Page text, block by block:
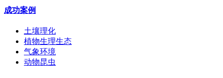
成功案例
土壤理化
植物生理生态
气象环境
动物昆虫